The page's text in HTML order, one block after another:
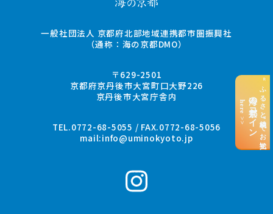
“ふるさと納税”でお支払い
海の京都コイン
here >>
一般社団法人 京都府北部地域連携都市圏振興社
（通称：海の京都DMO）
〒629-2501
京都府京丹後市大宮町口大野226
京丹後市大宮庁舎内
TEL.0772-68-5055 / FAX.0772-68-5056
mail:info@uminokyoto.jp